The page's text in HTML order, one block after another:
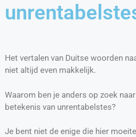
Het vertalen van Duitse woorden
niet altijd even makkelijk.
Waarom ben je anders op zoek
betekenis van unrentabelstes?
Je bent niet de enige die hier